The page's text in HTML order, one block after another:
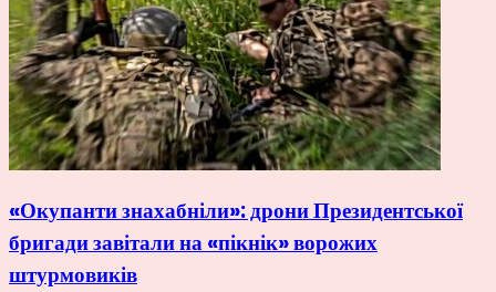
«Окупанти знахабніли»: дрони Президентської
бригади завітали на «пікнік» ворожих
штурмовиків